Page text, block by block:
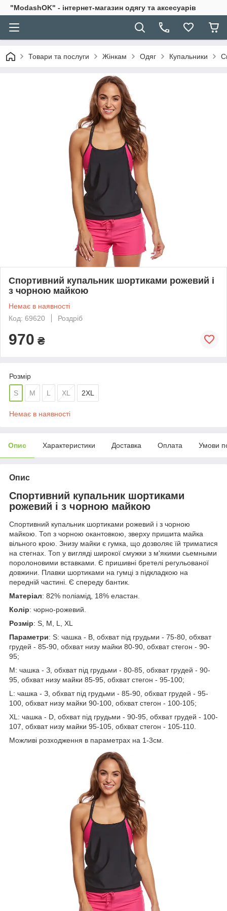
"ModashOK" - інтернет-магазин одягу та аксесуарів
Товари та послуги Жінкам Одяг Купальники
Спортивний купальник шортиками рожевий і
з чорною майкою
Немає в наявності
Код: 69620
Роздріб
970 ₴
Розмір
S M L XL 2XL
Немає в наявності
Опис Характеристики Доставка Оплата Умови
Опис
Спортивний купальник шортиками
рожевий і з чорною майкою
Спортивний купальник шортиками рожевий і з чорною
майкою. Топ з чорною окантовкою, зверху пришита майка
вільного крою. Знизу майки є гумка, що дозволяє їй триматися
на стегнах. Топ у вигляді широкої смужки з м'якими сьемными
поролоновими вставками. Є пришивні бретелі регульованої
довжини. Плавки шортиками на гумці з підкладкою на
передній частині. Є спереду бантик.
Матеріал: 82% поліамід, 18% еластан.
Колір: чорно-рожевий.
Розмір: S, M, L, XL
Параметри: S: чашка - B, обхват під грудьми - 75-80, обхват
грудей - 85-90, обхват низу майки 80-90, обхват стегон - 90-
95;
M: чашка - З, обхват під грудьми - 80-85, обхват грудей - 90-
95, обхват низу майки 85-95, обхват стегон - 95-100;
L: чашка - З, обхват під грудьми - 85-90, обхват грудей - 95-
100, обхват низу майки 90-100, обхват стегон - 100-105;
XL: чашка - D, обхват під грудьми - 90-95, обхват грудей - 100-
107, обхват низу майки 95-105, обхват стегон - 105-110.
Можливі розходження в параметрах на 1-3см.